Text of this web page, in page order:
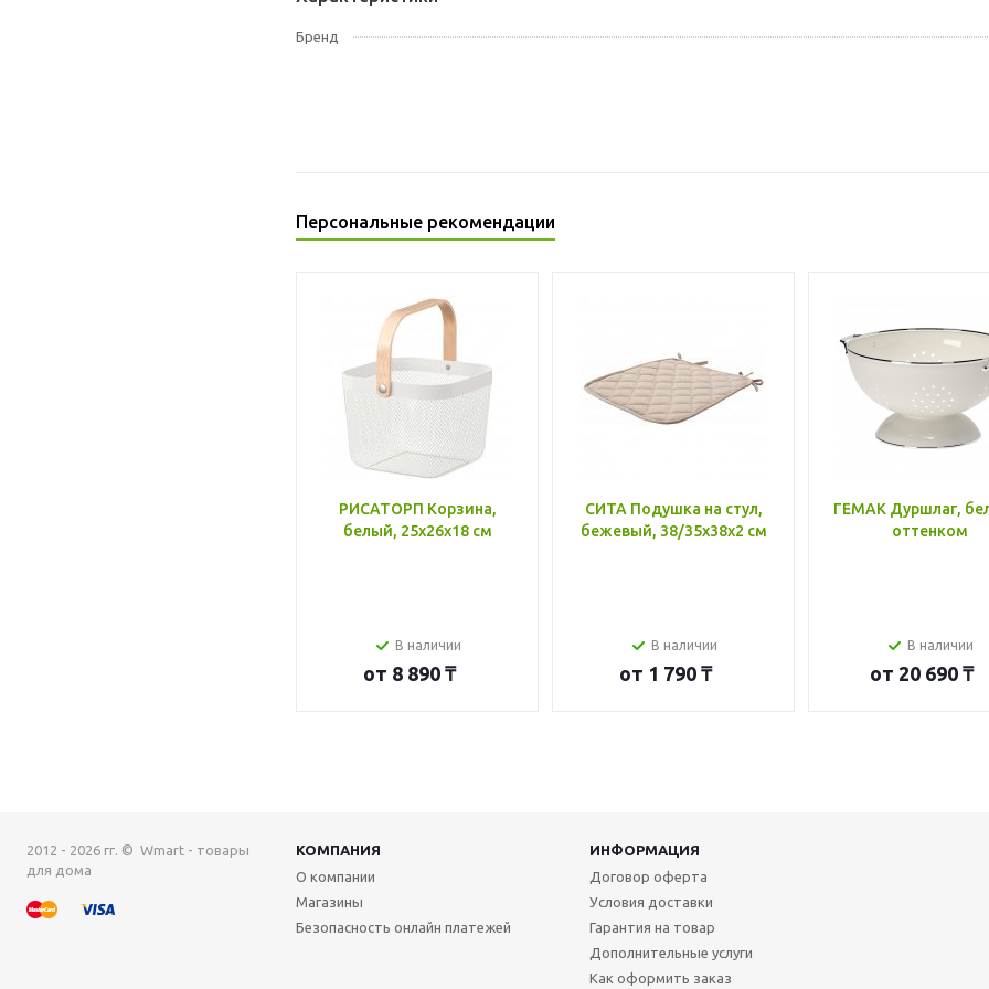
Бренд
Персональные рекомендации
РИСАТОРП Корзина,
белый, 25x26x18 см
В наличии
от 8 890 ₸
СИТА Подушка на стул,
бежевый, 38/35x38x2 см
В наличии
от 1 790 ₸
ГЕМАК Дуршлаг,
оттенком
В наличии
от 20 690 ₸
2012 - 2026 гг. © Wmart - товары
для дома
КОМПАНИЯ
ИНФОРМАЦИЯ
О компании
Магазины
Безопасность онлайн платежей
Договор оферта
Условия доставки
Гарантия на товар
Дополнительные услуги
Как оформить заказ